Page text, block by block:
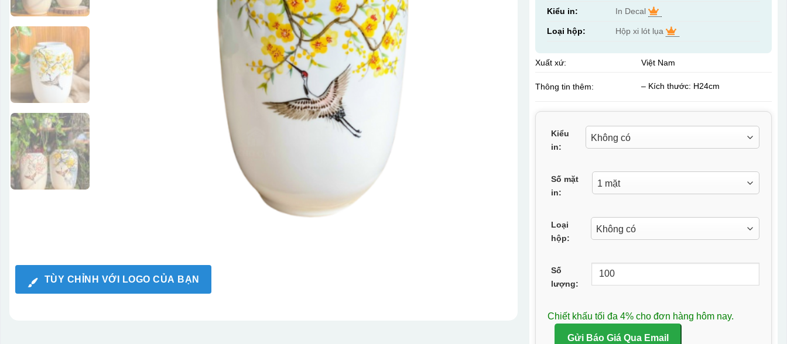
TÙY CHỈNH VỚI LOGO CỦA BẠN
Kiểu in: In Decal
Loại hộp: Hộp xi lót lụa
Xuất xứ: Việt Nam
Thông tin thêm: – Kích thước: H24cm
Kiểu
in:
Số mặt
in:
Loại
hộp:
Số
lượng:
Chiết khấu tối đa 4% cho đơn hàng hôm nay.
Gửi Báo Giá Qua Email